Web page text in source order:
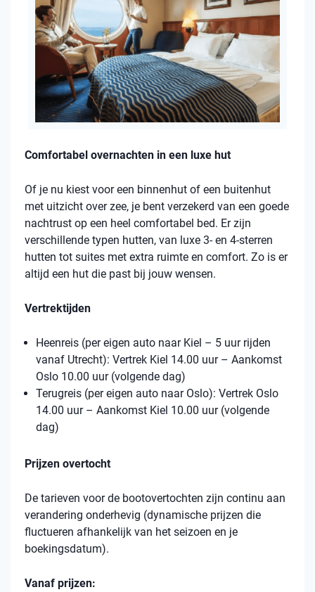
Comfortabel overnachten in een luxe hut
Of je nu kiest voor een binnenhut of een buitenhut
met uitzicht over zee, je bent verzekerd van een goede
nachtrust op een heel comfortabel bed. Er zijn
verschillende typen hutten, van luxe 3- en 4-sterren
hutten tot suites met extra ruimte en comfort. Zo is er
altijd een hut die past bij jouw wensen.
Vertrektijden
Heenreis (per eigen auto naar Kiel – 5 uur rijden
vanaf Utrecht): Vertrek Kiel 14.00 uur – Aankomst
Oslo 10.00 uur (volgende dag)
Terugreis (per eigen auto naar Oslo): Vertrek Oslo
14.00 uur – Aankomst Kiel 10.00 uur (volgende
dag)
Prijzen overtocht
De tarieven voor de bootovertochten zijn continu aan
verandering onderhevig (dynamische prijzen die
fluctueren afhankelijk van het seizoen en je
boekingsdatum).
Vanaf prijzen: